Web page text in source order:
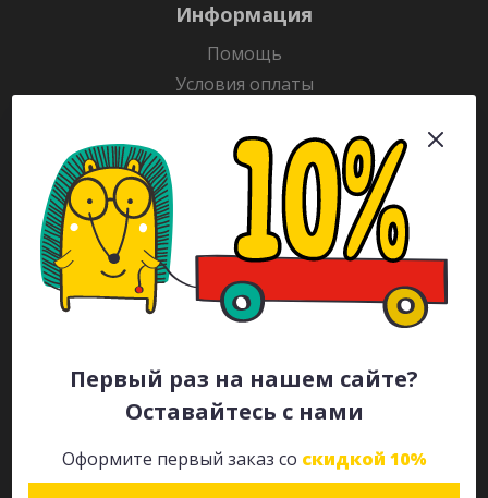
Первый раз на нашем сайте?
Оставайтесь с нами
Оформите первый заказ со скидкой 10%
Информация
Помощь
Условия оплаты
Гарантия на товар
Раскраски
Рекламодателям
Каталог
Будьте всегда в курсе!